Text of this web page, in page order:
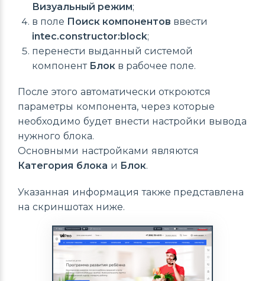
Визуальный режим;
в поле Поиск компонентов ввести
intec.constructor:block;
перенести выданный системой
компонент Блок в рабочее поле.
После этого автоматически откроются
параметры компонента, через которые
необходимо будет внести настройки вывода
нужного блока.
Основными настройками являются
Категория блока и Блок.
Указанная информация также представлена
на скриншотах ниже.